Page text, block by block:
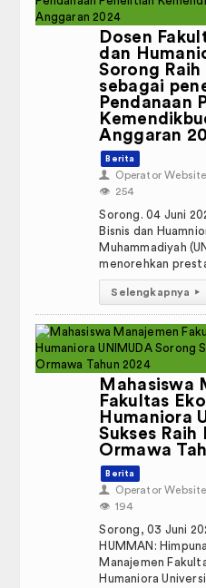
Dosen
dan
Sorong
sebagai
Pendanaan
Anggaran
Berita
👤 Operator Website
👁️ 254
Sorong. 04 Juni
Bisnis dan
Muhammadiyah
menorehkan
Selengkapnya ▸
Mahasiswa
Fakultas
Humaniora
Sukses Raih
Ormawa
Berita
👤 Operator Website
👁️ 194
Sorong, 03 Juni
HUMMAN:
Manajemen
Humaniora